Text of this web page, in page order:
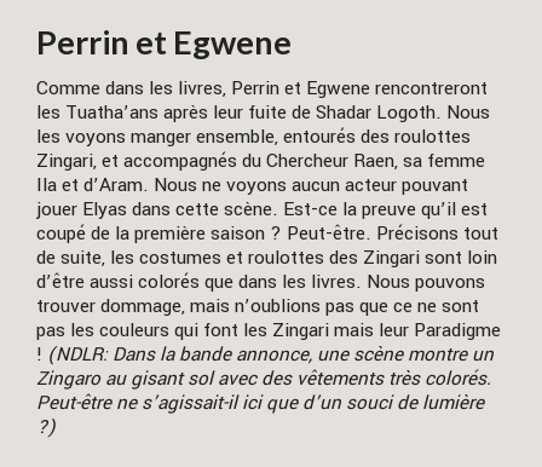
Perrin et Egwene
Comme dans les livres, Perrin et Egwene rencontreront
les Tuatha’ans après leur fuite de Shadar Logoth. Nous
les voyons manger ensemble, entourés des roulottes
Zingari, et accompagnés du Chercheur Raen, sa femme
Ila et d’Aram. Nous ne voyons aucun acteur pouvant
jouer Elyas dans cette scène. Est-ce la preuve qu’il est
coupé de la première saison ? Peut-être. Précisons tout
de suite, les costumes et roulottes des Zingari sont loin
d’être aussi colorés que dans les livres. Nous pouvons
trouver dommage, mais n’oublions pas que ce ne sont
pas les couleurs qui font les Zingari mais leur Paradigme
! (NDLR: Dans la bande annonce, une scène montre un
Zingaro au gisant sol avec des vêtements très colorés.
Peut-être ne s’agissait-il ici que d’un souci de lumière
?)